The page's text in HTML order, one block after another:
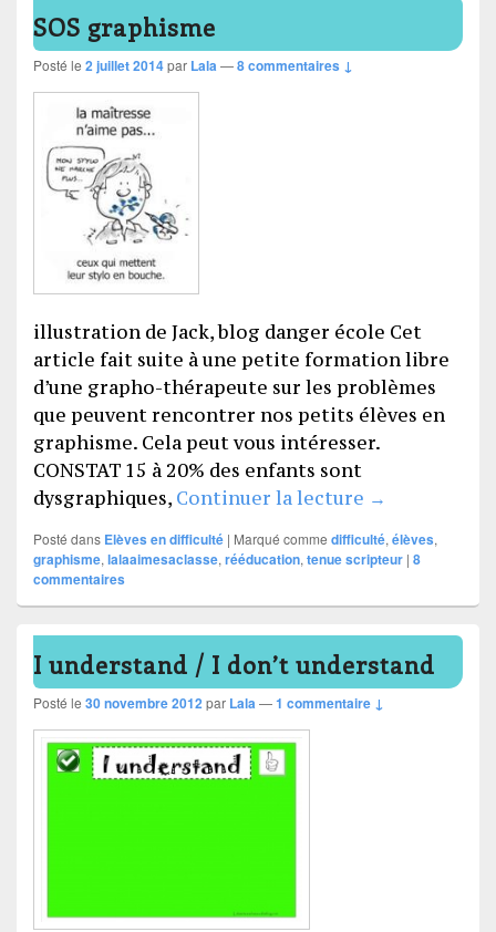
SOS graphisme
Posté le 2 juillet 2014par Lala—8 commentaires ↓
illustration de Jack, blog danger école Cet
article fait suite à une petite formation libre
d’une grapho-thérapeute sur les problèmes
que peuvent rencontrer nos petits élèves en
graphisme. Cela peut vous intéresser.
CONSTAT 15 à 20% des enfants sont
dysgraphiques, Continuer la lecture SOS
→
Posté dans Elèves en difficulté | Marqué comme difficulté, élèves,
graphisme, lalaaimesaclasse, rééducation, tenue scripteur | 8
commentaires
I understand / I don’t understand
Posté le 30 novembre 2012par Lala—1 commentaire ↓